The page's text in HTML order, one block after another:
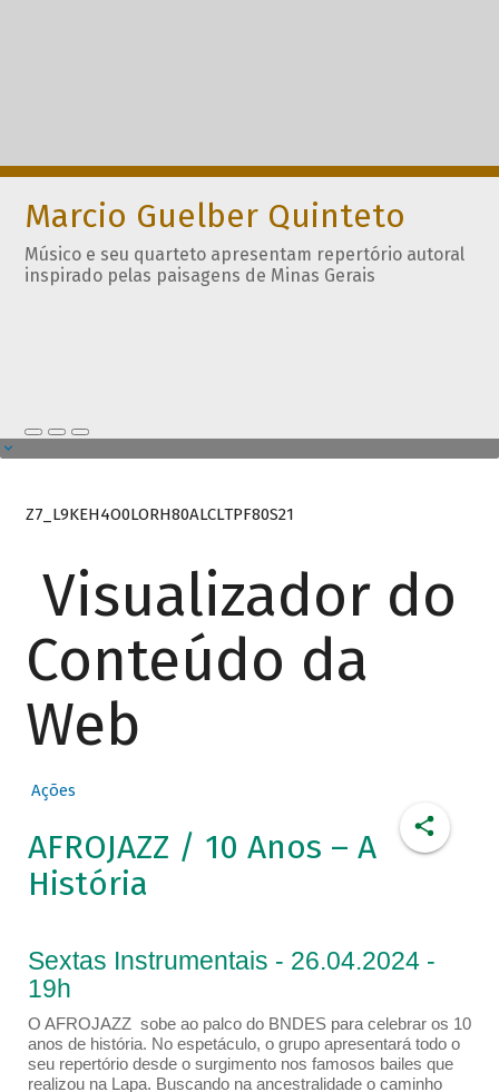
Marcio Guelber Quinteto
Músico e seu quarteto apresentam repertório autoral
inspirado pelas paisagens de Minas Gerais
Z7_L9KEH4O0LORH80ALCLTPF80S21
Visualizador do
Conteúdo da
Web
Ações
AFROJAZZ / 10 Anos – A
História
Sextas Instrumentais - 26.04.2024 -
19h
O AFROJAZZ sobe ao palco do BNDES para celebrar os 10
anos de história. No espetáculo, o grupo apresentará todo o
seu repertório desde o surgimento nos famosos bailes que
realizou na Lapa. Buscando na ancestralidade o caminho